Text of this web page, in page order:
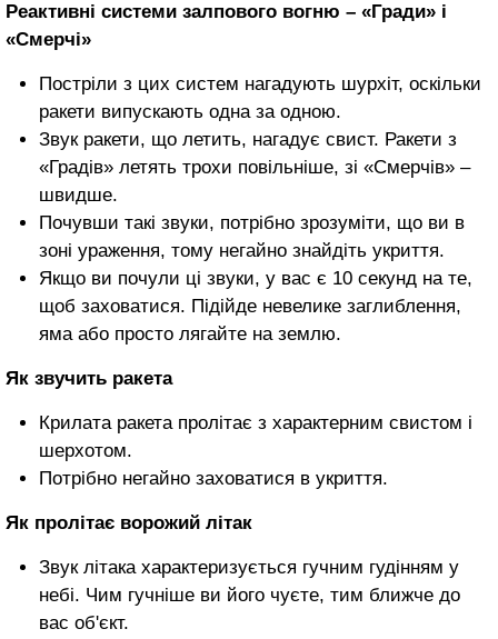
Реактивні системи залпового вогню – «Гради» і
«Смерчі»
Постріли з цих систем нагадують шурхіт, оскільки
ракети випускають одна за одною.
Звук ракети, що летить, нагадує свист. Ракети з
«Градів» летять трохи повільніше, зі «Смерчів» –
швидше.
Почувши такі звуки, потрібно зрозуміти, що ви в
зоні ураження, тому негайно знайдіть укриття.
Якщо ви почули ці звуки, у вас є 10 секунд на те,
щоб заховатися. Підійде невелике заглиблення,
яма або просто лягайте на землю.
Як звучить ракета
Крилата ракета пролітає з характерним свистом і
шерхотом.
Потрібно негайно заховатися в укриття.
Як пролітає ворожий літак
Звук літака характеризується гучним гудінням у
небі. Чим гучніше ви його чуєте, тим ближче до
вас об'єкт.